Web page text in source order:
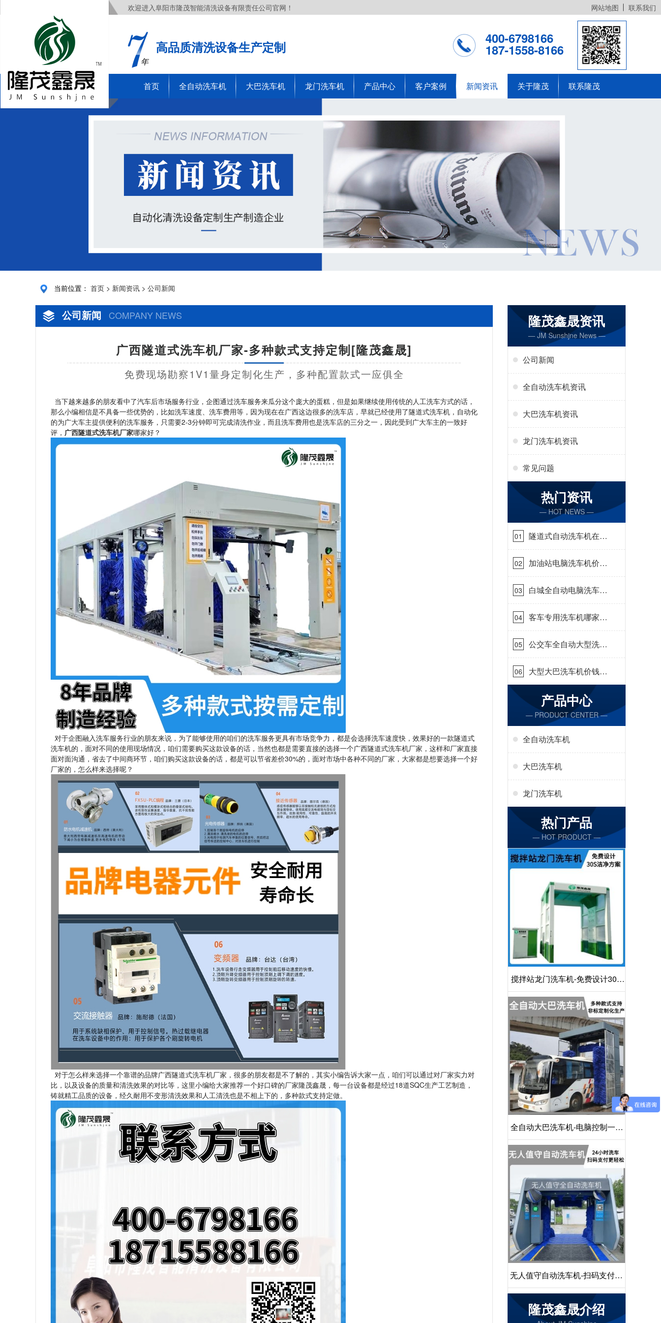
欢迎进入阜阳市隆茂智能清洗设备有限责任公司官网！ 网站地图 联系我们
年
高品质清洗设备生产定制
400-6798166
187-1558-8166
首页 全自动洗车机 大巴洗车机 龙门洗车机 产品中心 客户案例 新闻资讯 关于隆茂 联系隆茂
当前位置： 首页 > 新闻资讯 > 公司新闻
公司新闻 COMPANY NEWS
广西隧道式洗车机厂家-多种款式支持定制[隆茂鑫晟]
免费现场勘察1V1量身定制化生产，多种配置款式一应俱全
当下越来越多的朋友看中了汽车后市场服务行业，企图通过洗车服务来瓜分这个庞大的蛋糕，但是如果继续使用传统的人工洗车方式的话，
那么小编相信是不具备一些优势的，比如洗车速度、洗车费用等，因为现在在广西这边很多的洗车店，早就已经使用了隧道式洗车机，自动化
的为广大车主提供便利的洗车服务，只需要2-3分钟即可完成清洗作业，而且洗车费用也是洗车店的三分之一，因此受到广大车主的一致好
评， 广西隧道式洗车机厂家哪家好？
对于企图融入洗车服务行业的朋友来说，为了能够使用的咱们的洗车服务更具有市场竞争力，都是会选择洗车速度快，效果好的一款隧道式
洗车机的，面对不同的使用现场情况，咱们需要购买这款设备的话，当然也都是需要直接的选择一个广西隧道式洗车机厂家，这样和厂家直接
面对面沟通，省去了中间商环节，咱们购买这款设备的话，都是可以节省差价30%的，面对市场中各种不同的厂家，大家都是想要选择一个好
厂家的，怎么样来选择呢？
对于怎么样来选择一个靠谱的品牌广西隧道式洗车机厂家，很多的朋友都是不了解的，其实小编告诉大家一点，咱们可以通过对厂家实力对
比，以及设备的质量和清洗效果的对比等，这里小编给大家推荐一个好口碑的厂家隆茂鑫晟，每一台设备都是经过18道SQC生产工艺制造，
铸就精工品质的设备，经久耐用不变形清洗效果和人工清洗也是不相上下的，多种款式支持定做。
隆茂鑫晟资讯
— JM Sunshjne News —
公司新闻
全自动洗车机资讯
大巴洗车机资讯
龙门洗车机资讯
常见问题
热门资讯
— HOT NEWS —
01
隧道式自动洗车机在哪
里购买[隆茂鑫晟]
02
加油站电脑洗车机价格
怎么样[隆茂鑫晟]
03
白城全自动电脑洗车
机-ADV防冻冬季正常
使用[隆茂鑫晟]
04
客车专用洗车机哪家的
好[隆茂鑫晟]
05
公交车全自动大型洗车
机什么价钱[隆茂鑫晟]
06
大型大巴洗车机价钱怎
么样[隆茂鑫晟]
产品中心
— PRODUCT CENTER —
全自动洗车机
大巴洗车机
龙门洗车机
热门产品
— HOT PRODUCT —
搅拌站龙门洗车机-免费设计30S
洁净方案[隆茂鑫晟]
全自动大巴洗车机-电脑控制一键
启动清洗[隆茂鑫晟]
无人值守自动洗车机-扫码支付24
小时不停机洗车[隆茂鑫晟]
隆茂鑫晟介绍